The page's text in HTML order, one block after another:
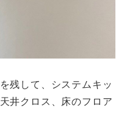
残して、システムキッ
井クロス、床のフロア